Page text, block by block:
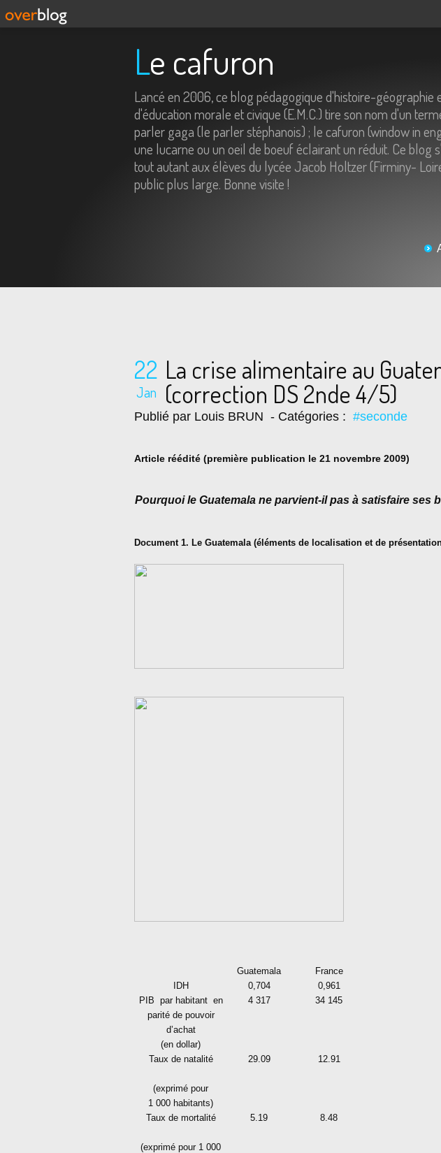
Le cafuron
Lancé en 2006, ce blog pédagogique d'histoire-géographie
d'éducation morale et civique (E.M.C.) tire son nom d'un
parler gaga (le parler stéphanois) ; le cafuron (window in
une lucarne ou un oeil de boeuf éclairant un réduit. Ce blog
tout autant aux élèves du lycée Jacob Holtzer (Firminy-
public plus large. Bonne visite !
22
Jan
La crise alimentaire au
(correction DS 2nde 4/5)
Publié par Louis BRUN - Catégories : #seconde
Article réédité (première publication le 21 novembre 2009)
Pourquoi le Guatemala ne parvient-il pas à satisfaire ses
Document 1. Le Guatemala (éléments de localisation et de
Guatemala
France
IDH
0,704
0,961
PIB par habitant en
parité de pouvoir
d’achat
(en dollar)
4 317 34 145
Taux de natalité
(exprimé pour
1 000 habitants)
29.09 12.91
Taux de mortalité
(exprimé pour 1 000
5.19 8.48